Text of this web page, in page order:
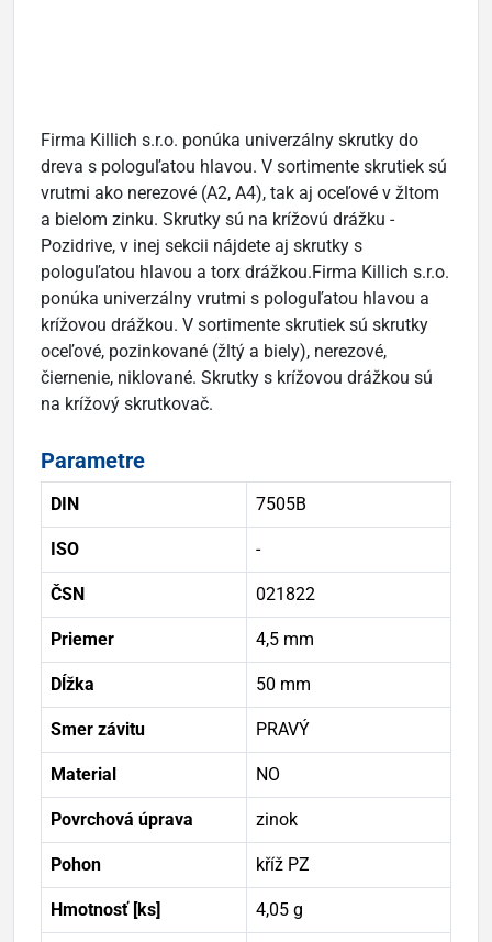
Firma Killich s.r.o. ponúka univerzálny skrutky do
dreva s pologuľatou hlavou. V sortimente skrutiek sú
vrutmi ako nerezové (A2, A4), tak aj oceľové v žltom
a bielom zinku. Skrutky sú na krížovú drážku -
Pozidrive, v inej sekcii nájdete aj skrutky s
pologuľatou hlavou a torx drážkou.Firma Killich s.r.o.
ponúka univerzálny vrutmi s pologuľatou hlavou a
krížovou drážkou. V sortimente skrutiek sú skrutky
oceľové, pozinkované (žltý a biely), nerezové,
čiernenie, niklované. Skrutky s krížovou drážkou sú
na krížový skrutkovač.
Parametre
DIN 7505B
ISO -
ČSN 021822
Priemer 4,5 mm
Dĺžka 50 mm
Smer závitu PRAVÝ
Material NO
Povrchová úprava zinok
Pohon kříž PZ
Hmotnosť [ks] 4,05 g